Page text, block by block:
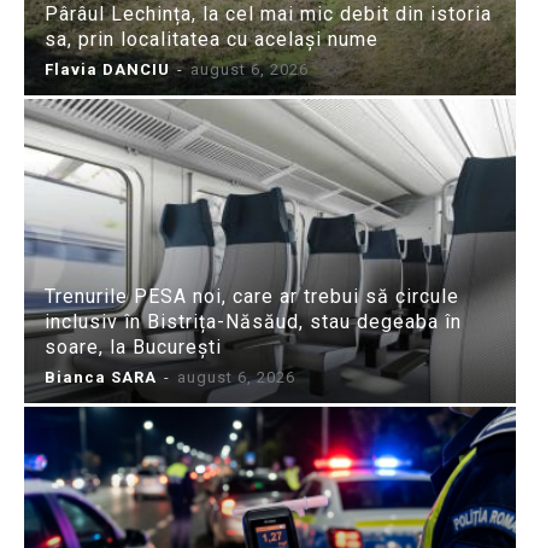
Pârâul Lechința, la cel mai mic debit din istoria
sa, prin localitatea cu același nume
Flavia DANCIU - august 6, 2026
Trenurile PESA noi, care ar trebui să circule
inclusiv în Bistrița-Năsăud, stau degeaba în
soare, la București
Bianca SARA - august 6, 2026